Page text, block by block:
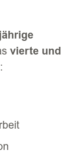
vierte und